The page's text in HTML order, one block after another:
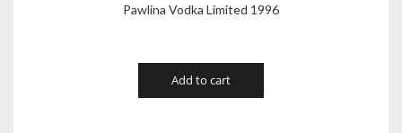
Pawlina Vodka Limited 1996
Add to cart